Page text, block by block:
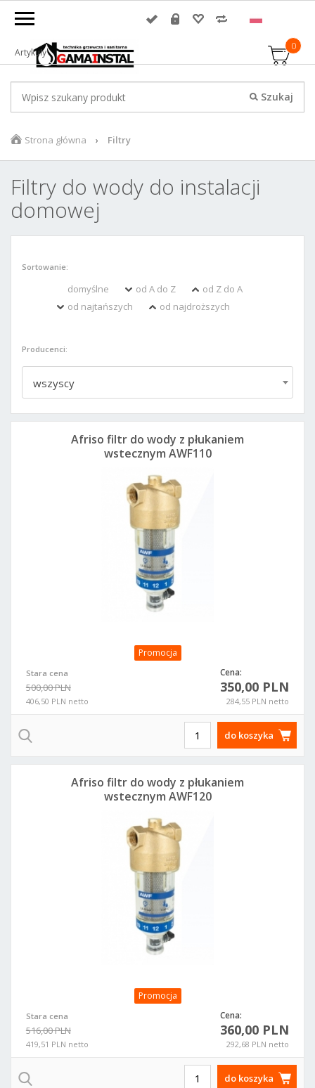
0
Artykuły
Strona główna Filtry
Filtry do wody do instalacji
domowej
Sortowanie:
domyślne od A do Z
od Z do A
od najtańszych
od najdroższych
Producenci:
wszyscy
Promocja
Stara cena
500,00 PLN
406,50 PLN netto
Cena:
350,00 PLN
284,55 PLN netto
Afriso filtr do wody z płukaniem
wstecznym AWF110
do koszyka
Promocja
Stara cena
516,00 PLN
419,51 PLN netto
Cena:
360,00 PLN
292,68 PLN netto
Afriso filtr do wody z płukaniem
wstecznym AWF120
do koszyka